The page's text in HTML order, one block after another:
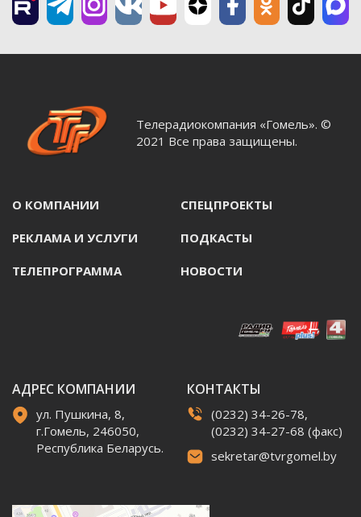
Телерадиокомпания «Гомель». ©
2021 Все права защищены.
О КОМПАНИИ СПЕЦПРОЕКТЫ
РЕКЛАМА И УСЛУГИ ПОДКАСТЫ
ТЕЛЕПРОГРАММА НОВОСТИ
АДРЕС КОМПАНИИ
ул. Пушкина, 8,
г.Гомель, 246050,
Республика Беларусь.
КОНТАКТЫ
(0232) 34-26-78,
(0232) 34-27-68 (факс)
sekretar@tvrgomel.by